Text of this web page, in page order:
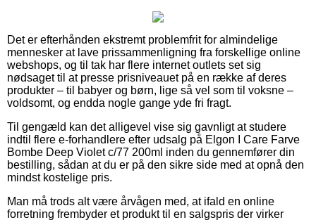
Det er efterhånden ekstremt problemfrit for almindelige
mennesker at lave prissammenligning fra forskellige online
webshops, og til tak har flere internet outlets set sig
nødsaget til at presse prisniveauet på en række af deres
produkter – til babyer og børn, lige så vel som til voksne –
voldsomt, og endda nogle gange yde fri fragt.
Til gengæld kan det alligevel vise sig gavnligt at studere
indtil flere e-forhandlere efter udsalg på Elgon I Care Farve
Bombe Deep Violet c/77 200ml inden du gennemfører din
bestilling, sådan at du er på den sikre side med at opnå den
mindst kostelige pris.
Man må trods alt være årvågen med, at ifald en online
forretning frembyder et produkt til en salgspris der virker